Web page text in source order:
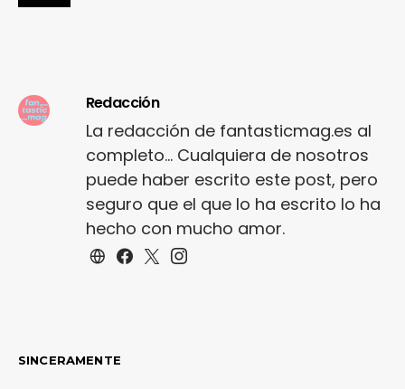
Redacción
La redacción de fantasticmag.es al
completo... Cualquiera de nosotros
puede haber escrito este post, pero
seguro que el que lo ha escrito lo ha
hecho con mucho amor.
SINCERAMENTE